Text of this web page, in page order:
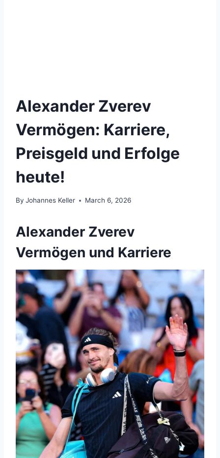
Alexander Zverev
Vermögen: Karriere,
Preisgeld und Erfolge
heute!
By Johannes Keller March 6, 2026
Alexander Zverev
Vermögen und Karriere